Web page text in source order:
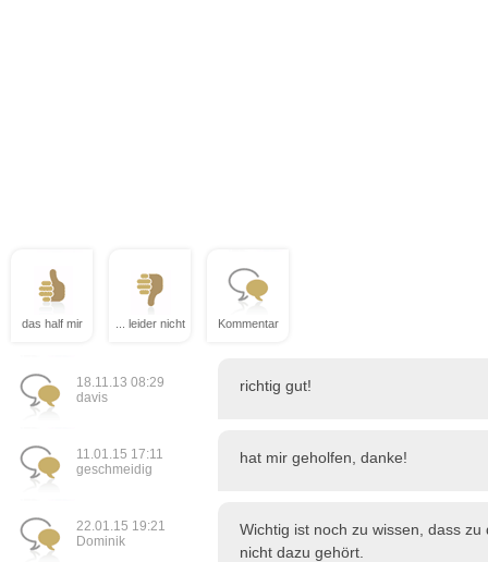
das half mir ... leider nicht Kommentar
18.11.13 08:29
davis
richtig gut!
11.01.15 17:11
geschmeidig
hat mir geholfen, danke!
22.01.15 19:21
Dominik
Wichtig ist noch zu wissen, dass
nicht dazu gehört.